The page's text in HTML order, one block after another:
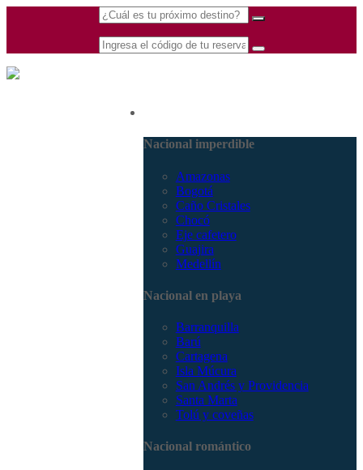
Nacional imperdible
Amazonas
Bogotá
Caño Cristales
Chocó
Eje cafetero
Guajira
Medellín
Nacional en playa
Barranquilla
Barú
Cartagena
Isla Múcura
San Andrés y Providencia
Santa Marta
Tolú y coveñas
Nacional romántico